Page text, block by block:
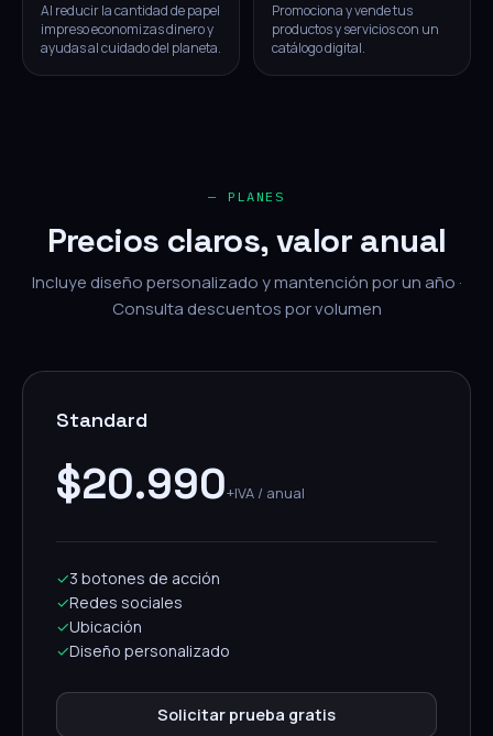
Al reducir la cantidad de papel
impreso economizas dinero y
ayudas al cuidado del planeta.
Promociona y vende tus
productos y servicios con un
catálogo digital.
— PLANES
Precios claros, valor anual
Incluye diseño personalizado y mantención por un año ·
Consulta descuentos por volumen
Standard
$20.990+IVA / anual
✓3 botones de acción
✓Redes sociales
✓Ubicación
✓Diseño personalizado
Solicitar prueba gratis